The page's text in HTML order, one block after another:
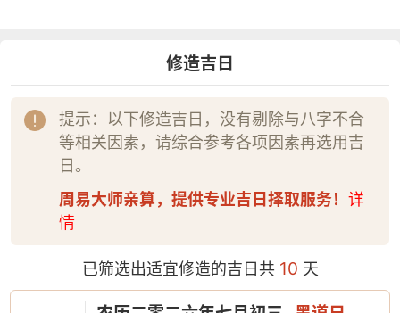
修造吉日
提示：以下修造吉日，没有剔除与八字不合
等相关因素，请综合参考各项因素再选用吉
日。
周易大师亲算，提供专业吉日择取服务！ 详
情
已筛选出适宜修造的吉日共10 天